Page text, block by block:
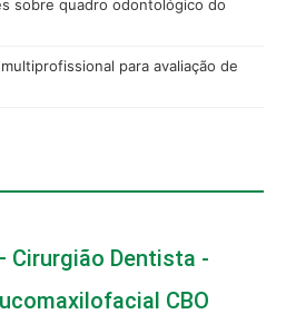
sobre quadro odontológico do
para avaliação de
Cirurgião Dentista -
CBO